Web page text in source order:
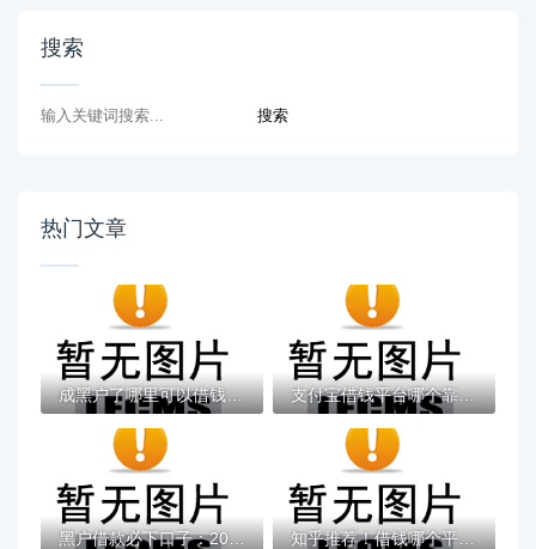
搜索
热门文章
成黑户了哪里可以借钱急用啊，2025五大专属... 支付宝借钱平台哪个靠谱？实测这5款低息灵活...
黑户借款必下口子：2025推荐5个通过率100%的... 知乎推荐！借钱哪个平台靠谱？这5个低息正规...